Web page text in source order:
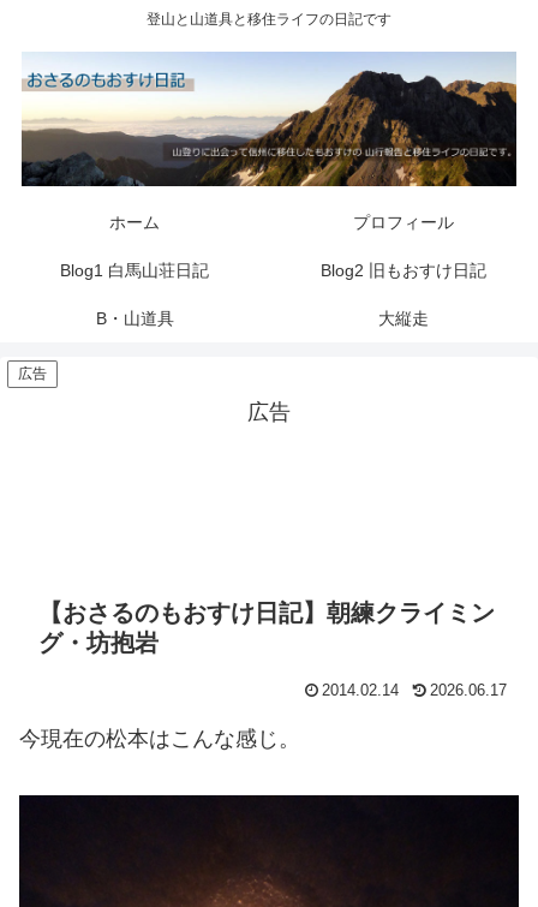
登山と山道具と移住ライフの日記です
ホーム プロフィール
Blog1 白馬山荘日記 Blog2 旧もおすけ日記
B・山道具 大縦走
広告
広告
【おさるのもおすけ日記】朝練クライミン
グ・坊抱岩
2014.02.14 2026.06.17
今現在の松本はこんな感じ。